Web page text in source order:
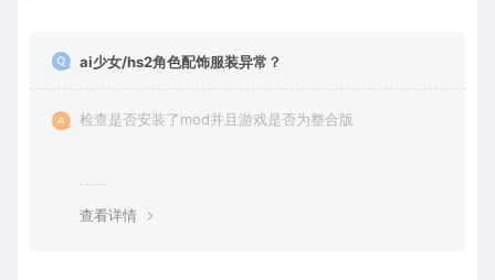
ai少女/hs2角色配饰服装异常？
检查是否安装了mod并且游戏是否为整合版
查看详情